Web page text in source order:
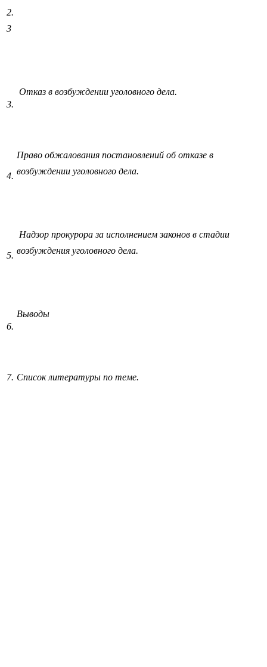
2.
3
3.
Отказ в возбуждении уголовного дела.
4.
Право обжалования постановлений об отказе в
возбуждении уголовного дела.
5.
Надзор прокурора за исполнением законов в стадии
возбуждения уголовного дела.
6.
Выводы
7. Список литературы по теме.